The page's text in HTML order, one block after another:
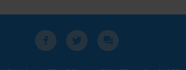
Dortmund in 2023 voor
miljoen euro.